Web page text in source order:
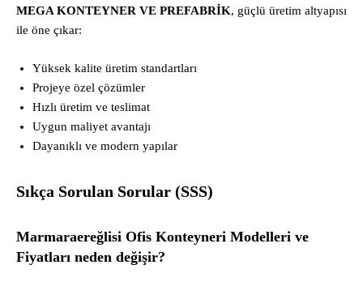
MEGA KONTEYNER VE PREFABRİK, güçlü üretim altyapısı
ile öne çıkar:
Yüksek kalite üretim standartları
Projeye özel çözümler
Hızlı üretim ve teslimat
Uygun maliyet avantajı
Dayanıklı ve modern yapılar
Sıkça Sorulan Sorular (SSS)
Marmaraereğlisi Ofis Konteyneri Modelleri ve
Fiyatları neden değişir?